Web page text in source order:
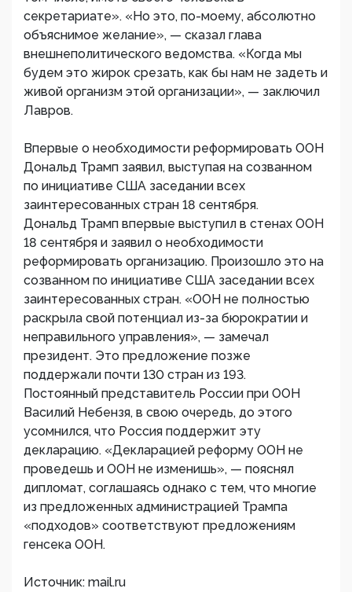
секретариате». «Но это, по-моему, абсолютно
объяснимое желание», — сказал глава
внешнеполитического ведомства. «Когда мы
будем это жирок срезать, как бы нам не задеть и
живой организм этой организации», — заключил
Лавров.
Впервые о необходимости реформировать ООН ​
Дональд Трамп заявил, выступая на созванном
по инициативе США заседании всех
заинтересованных стран 18 сентября.
​Дональд Трамп впервые выступил в стенах ООН
18 сентября и заявил о необходимости
реформировать организацию. Произошло это на
созванном по инициативе США заседании всех
заинтересованных стран. «ООН не полностью
раскрыла свой потенциал из-за бюрократии и
неправильного управления», — замечал
президент. Это предложение позже
поддержали почти 130 стран из 193.
Постоянный представитель России при ООН
Василий Небензя, в свою очередь, до этого
усомнился, что Россия поддержит эту
декларацию. «Декларацией реформу ООН не
проведешь и ООН не изменишь», — пояснял
дипломат, соглашаясь однако с тем, что многие
из предложенных администрацией Трампа
«подходов» соответствуют предложениям
генсека ООН.
Источник: mail.ru